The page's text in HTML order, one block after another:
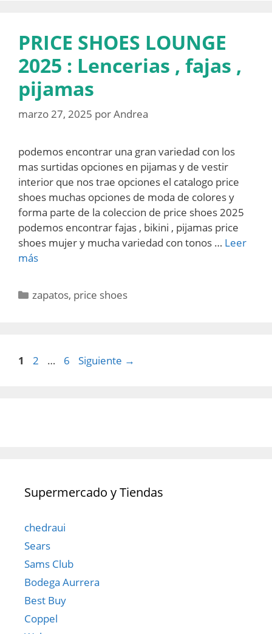
PRICE SHOES LOUNGE
2025 : Lencerias , fajas ,
pijamas
marzo 27, 2025 porAndrea
podemos encontrar una gran variedad con los
mas surtidas opciones en pijamas y de vestir
interior que nos trae opciones el catalogo price
shoes muchas opciones de moda de colores y
forma parte de la coleccion de price shoes 2025
podemos encontrar fajas , bikini , pijamas price
shoes mujer y mucha variedad con tonos … Leer
más
Categorías
zapatos, price shoes
Página
1 Página
2 … Página
6 Siguiente →
Supermercado y Tiendas
chedraui
Sears
Sams Club
Bodega Aurrera
Best Buy
Coppel